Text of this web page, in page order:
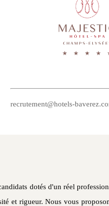
recrutement@hotels-
dotés d'un réel
et rigueur. Nous vous